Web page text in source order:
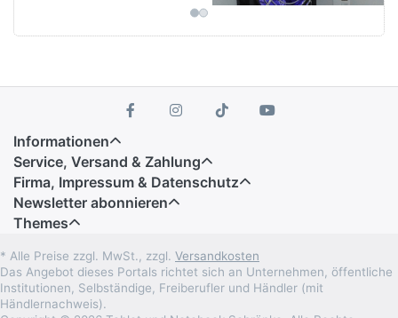
Informationen
Service, Versand & Zahlung
Firma, Impressum & Datenschutz
Newsletter abonnieren
Themes
* Alle Preise zzgl. MwSt., zzgl. Versandkosten
Das Angebot dieses Portals richtet sich an Unternehmen, öffentliche
Institutionen, Selbständige, Freiberufler und Händler (mit
Händlernachweis).